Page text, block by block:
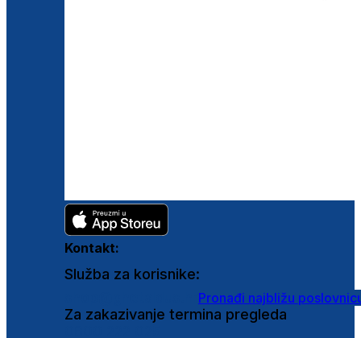
Kontakt:
Služba za korisnike:
Pronađi najbližu
Za zakazivanje termina pregleda